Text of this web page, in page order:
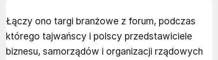
Łączy ono targi branżowe z forum, podczas
którego tajwańscy i polscy przedstawiciele
biznesu, samorządów i organizacji rządowych